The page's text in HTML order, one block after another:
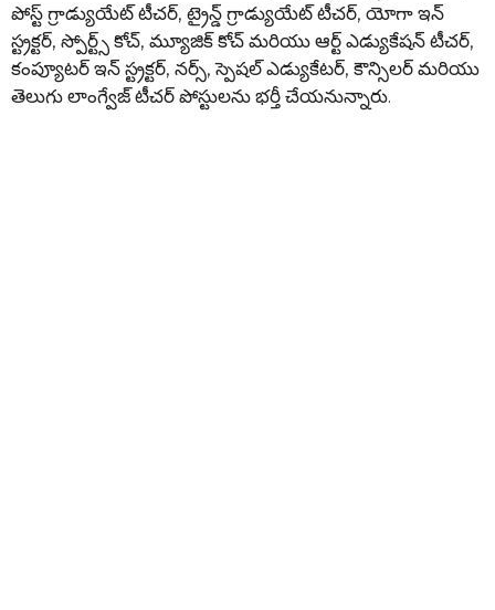
పోస్ట్ గ్రాడ్యుయేట్ టీచర్, ట్రైన్డ్ గ్రాడ్యుయేట్ టీచర్, యోగా ఇన్
స్ట్రక్టర్, స్పోర్ట్స్ కోచ్, మ్యూజిక్ కోచ్ మరియు ఆర్ట్ ఎడ్యుకేషన్ టీచర్,
కంప్యూటర్ ఇన్ స్ట్రక్టర్, నర్స్, స్పెషల్ ఎడ్యుకేటర్, కౌన్సిలర్ మరియు
తెలుగు లాంగ్వేజ్ టీచర్ పోస్టులను భర్తీ చేయనున్నారు.